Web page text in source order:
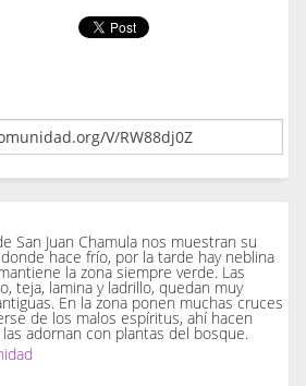
San Juan Chamula nos muestran su
hace frío, por la tarde hay neblina
la zona siempre verde. Las
teja, lamina y ladrillo, quedan muy
En la zona ponen muchas cruces
de los malos espíritus, ahí hacen
adornan con plantas del bosque.